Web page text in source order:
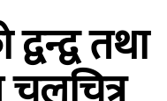
तथा